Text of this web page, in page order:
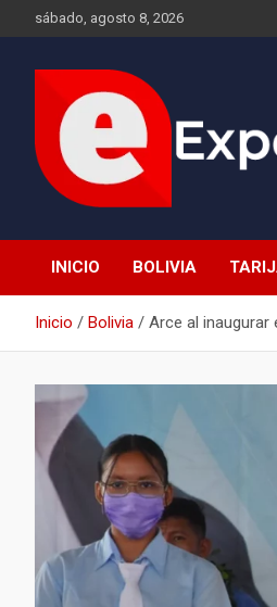
al
sábado, agosto 8, 2026
Expediente
INICIO BOLIVIA
Inicio Bolivia Arce al